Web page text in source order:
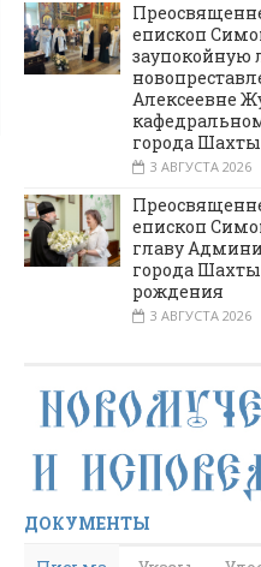
епископ
заупокойную
Алексеевне
города Шахты
3 АВГУСТА 2026
епископ
главу
города
рождения
3 АВГУСТА 2026
ДОКУМЕНТЫ